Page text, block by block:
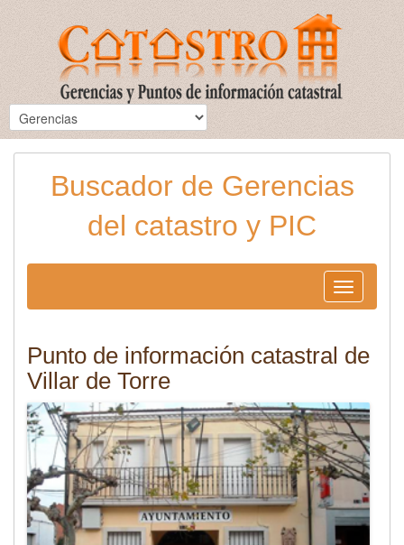
Buscador de Gerencias
del catastro y PIC
Toggle
navigation
Punto de información catastral de
Villar de Torre